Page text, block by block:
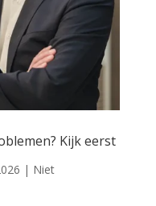
Kijk eerst
| Niet